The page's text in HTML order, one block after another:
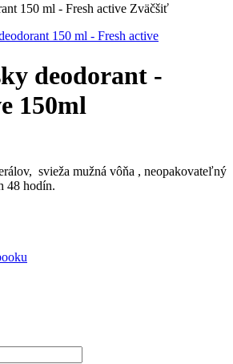
Zväčšiť
deodorant -
150ml
svieža mužná vôňa , neopakovateľný
48 hodín.